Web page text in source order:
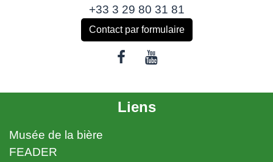
+33 3 29 80 31 81
Contact par formulaire
Liens
Musée de la bière
FEADER